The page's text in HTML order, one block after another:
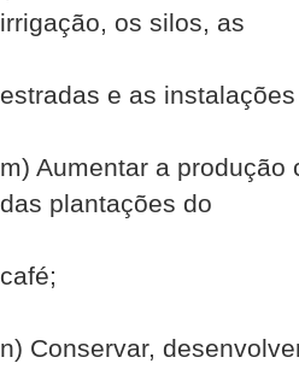
irrigação, os silos, as
estradas e as
m) Aumentar a
das plantações do
café;
n) Conservar,